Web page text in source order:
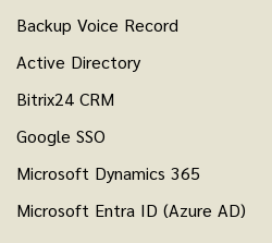
Backup Voice Record
Active Directory
Bitrix24 CRM
Google SSO
Microsoft Dynamics 365
Microsoft Entra ID (Azure AD)